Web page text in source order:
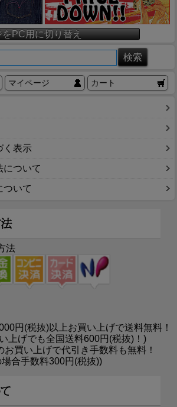
PC用に切り替え
マイページ カート
く表示
について
ついて
法
円(税抜)以上お買い上げで送料無料！
上げでも全国送料600円(税抜)！)
お買い上げで代引き手数料も無料！
合手数料300円(税抜))